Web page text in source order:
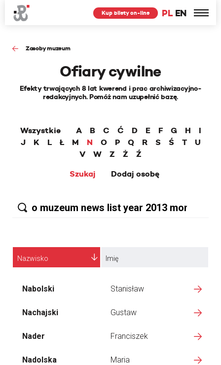
PL EN
Kup bilety on-line
Zasoby muzeum
Ofiary cywilne
Efekty trwających 8 lat kwerend i prac archiwizacyjno-
redakcyjnych. Pomóż nam uzupełnić bazę.
Wszystkie A B C Ć D E F G H
I
J
K L Ł M N O P Q R S Ś T
U
V
W Z Ż
Ź
Szukaj
Dodaj osobę
Nazwisko Imię
Nabolski Stanisław
Nachajski Gustaw
Nader Franciszek
Nadolska Maria